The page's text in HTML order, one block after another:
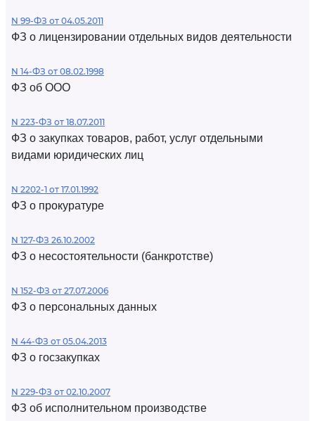
N 99-ФЗ от 04.05.2011
ФЗ о лицензировании отдельных видов деятельности
N 14-ФЗ от 08.02.1998
ФЗ об ООО
N 223-ФЗ от 18.07.2011
ФЗ о закупках товаров, работ, услуг отдельными
видами юридических лиц
N 2202-1 от 17.01.1992
ФЗ о прокуратуре
N 127-ФЗ 26.10.2002
ФЗ о несостоятельности (банкротстве)
N 152-ФЗ от 27.07.2006
ФЗ о персональных данных
N 44-ФЗ от 05.04.2013
ФЗ о госзакупках
N 229-ФЗ от 02.10.2007
ФЗ об исполнительном производстве